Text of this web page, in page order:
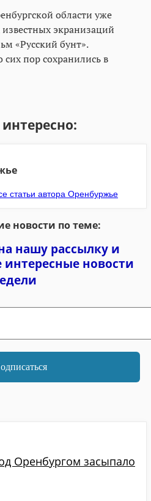
области уже
экранизаций
«Русский бунт».
пор сохранились в
статьи автора Оренбуржье
новости по теме:
нашу рассылку и
новости
Оренбургом засыпало